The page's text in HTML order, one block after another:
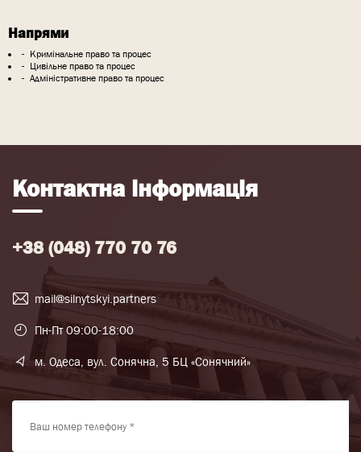
Напрями
Кримінальне право та процес
Цивільне право та процес
Адміністративне право та процес
Контактна інформація
+38 (048) 770 70 76
mail@silnytskyi.partners
Пн-Пт 09:00-18:00
м. Одеса, вул. Сонячна, 5 БЦ «Сонячний»